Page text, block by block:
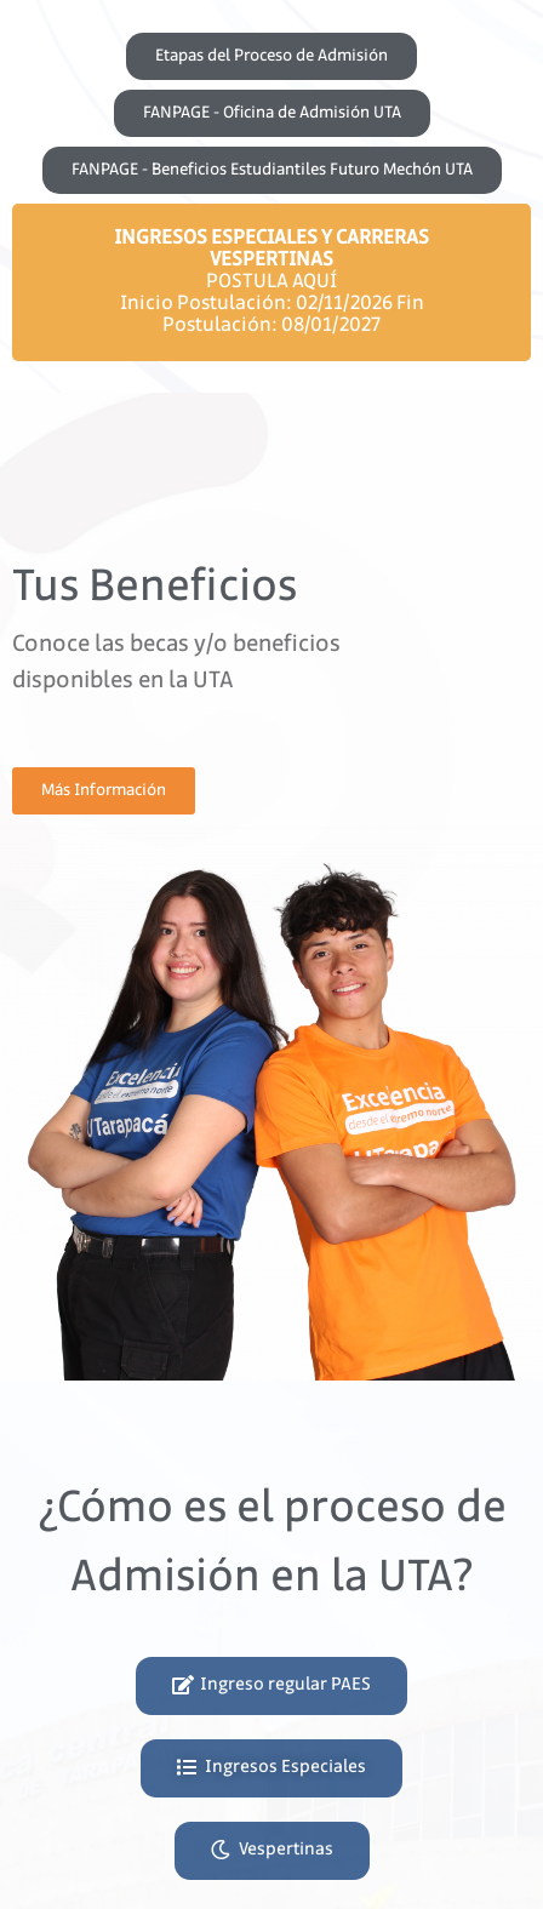
Etapas del Proceso de Admisión
FANPAGE - Oficina de Admisión UTA
FANPAGE - Beneficios Estudiantiles Futuro Mechón UTA
INGRESOS ESPECIALES Y CARRERAS
VESPERTINAS
POSTULA AQUÍ
Inicio Postulación: 02/11/2026 Fin
Postulación: 08/01/2027
Tus Beneficios
Conoce las becas y/o beneficios
disponibles en la UTA
Más Información
¿Cómo es el proceso de
Admisión en la UTA?
Ingreso regular PAES
Ingresos Especiales
Vespertinas